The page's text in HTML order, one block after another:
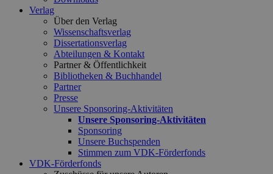
Verlag
Über den Verlag
Wissenschaftsverlag
Dissertationsverlag
Abteilungen & Kontakt
Partner & Öffentlichkeit
Bibliotheken & Buchhandel
Partner
Presse
Unsere Sponsoring-Aktivitäten
Unsere Sponsoring-Aktivitäten
Sponsoring
Unsere Buchspenden
Stimmen zum VDK-Förderfonds
VDK-Förderfonds